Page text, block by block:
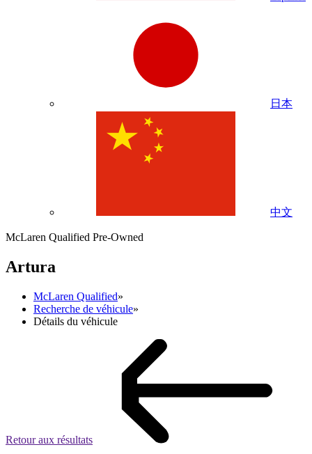
日本
中文
McLaren Qualified Pre-Owned
Artura
McLaren Qualified»
Recherche de véhicule»
Détails du véhicule
Retour aux résultats